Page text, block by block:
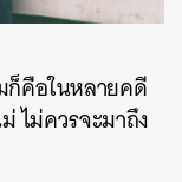
ก็คือในหลายคดี
ไม่ควรจะมาถึง